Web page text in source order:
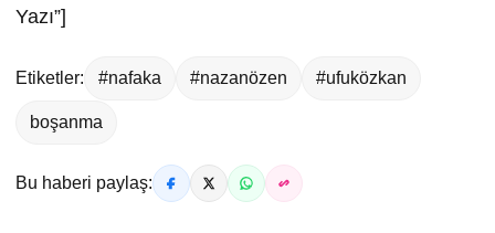
Yazı”]
Etiketler: #nafaka #nazanözen #ufuközkan
boşanma
Bu haberi paylaş: